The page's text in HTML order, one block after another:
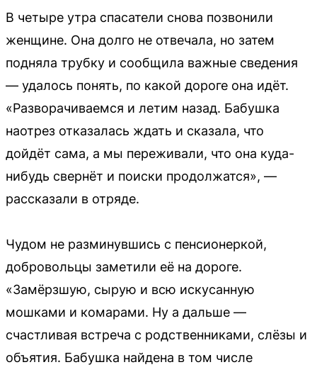
В четыре утра спасатели снова позвонили
женщине. Она долго не отвечала, но затем
подняла трубку и сообщила важные сведения
— удалось понять, по какой дороге она идёт.
«Разворачиваемся и летим назад. Бабушка
наотрез отказалась ждать и сказала, что
дойдёт сама, а мы переживали, что она куда-
нибудь свернёт и поиски продолжатся», —
рассказали в отряде.
Чудом не разминувшись с пенсионеркой,
добровольцы заметили её на дороге.
«Замёрзшую, сырую и всю искусанную
мошками и комарами. Ну а дальше —
счастливая встреча с родственниками, слёзы и
объятия. Бабушка найдена в том числе